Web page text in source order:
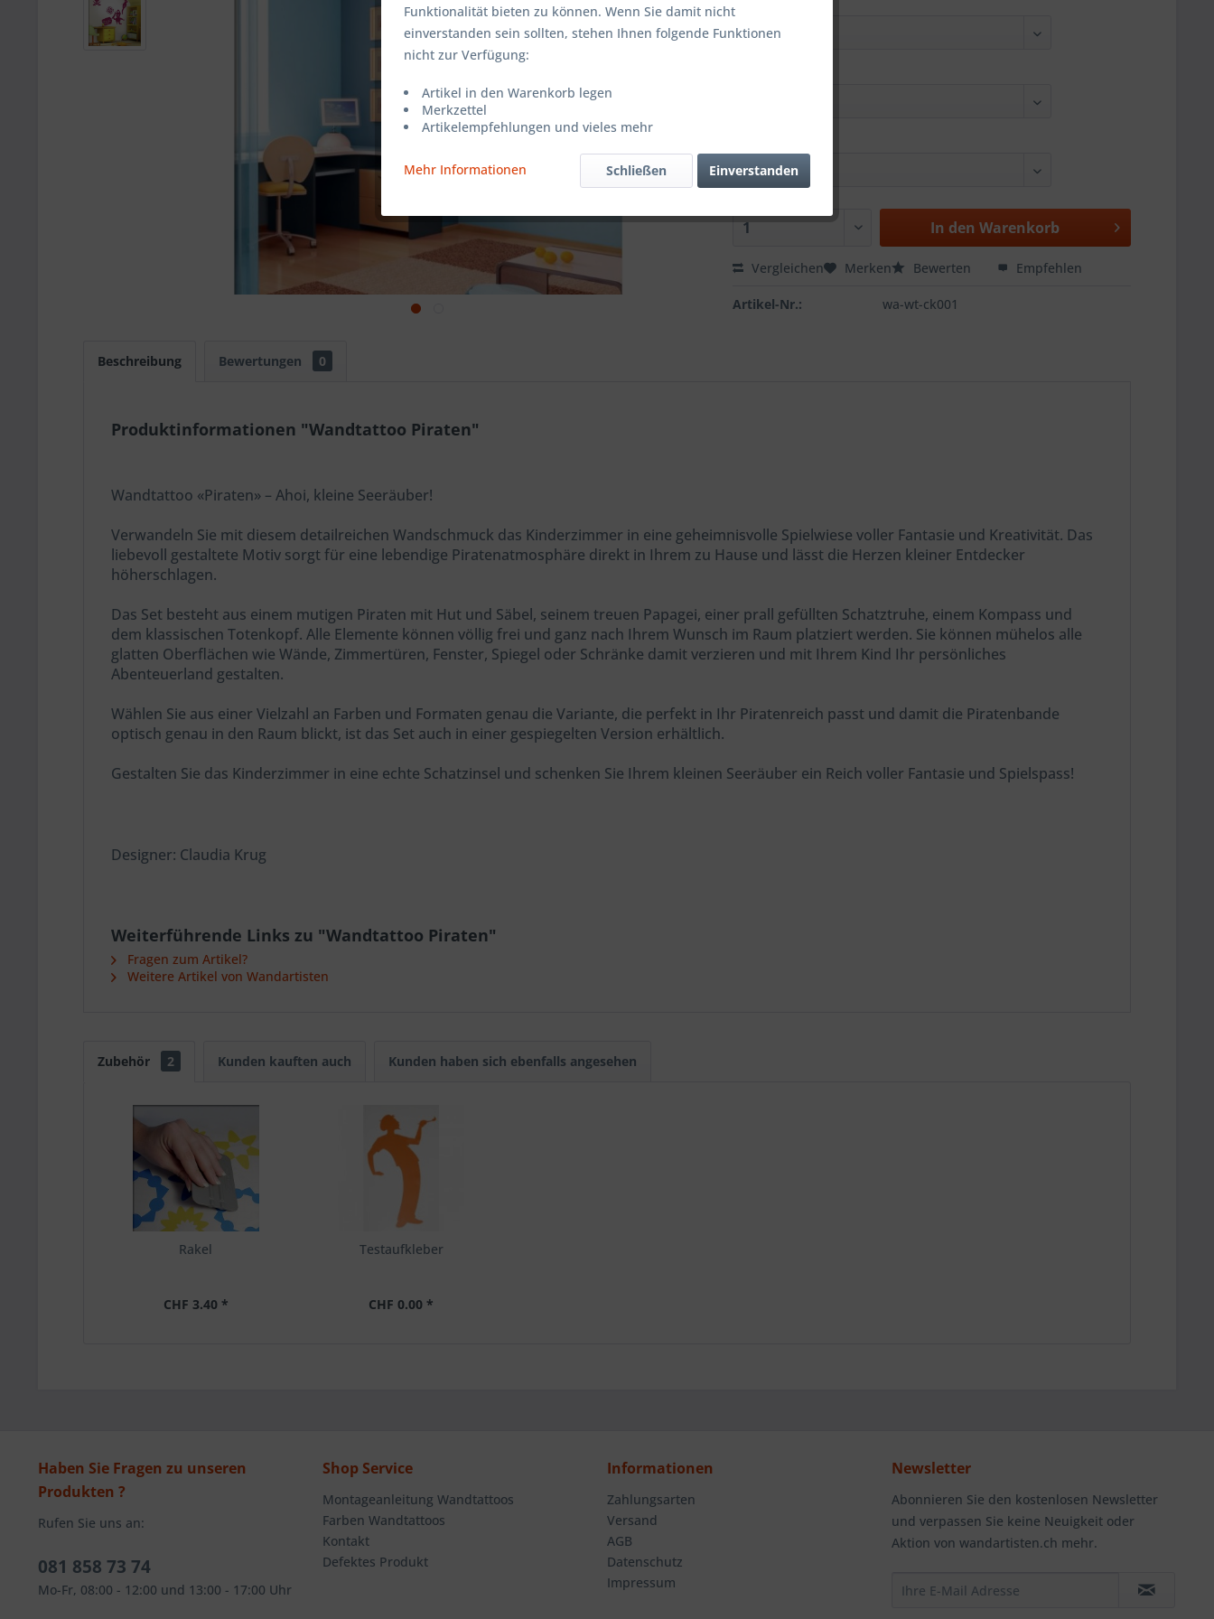
In den Warenkorb
Vergleichen Merken Bewerten Empfehlen
Artikel-Nr.: wa-wt-ck001
Beschreibung Bewertungen 0
Produktinformationen "Wandtattoo Piraten"
Wandtattoo «Piraten» – Ahoi, kleine Seeräuber!
Verwandeln Sie mit diesem detailreichen Wandschmuck das Kinderzimmer in eine geheimnisvolle Spielwiese voller Fantasie und Kreativität. Das
liebevoll gestaltete Motiv sorgt für eine lebendige Piratenatmosphäre direkt in Ihrem zu Hause und lässt die Herzen kleiner Entdecker
höherschlagen.
Das Set besteht aus einem mutigen Piraten mit Hut und Säbel, seinem treuen Papagei, einer prall gefüllten Schatztruhe, einem Kompass und
dem klassischen Totenkopf. Alle Elemente können völlig frei und ganz nach Ihrem Wunsch im Raum platziert werden. Sie können mühelos alle
glatten Oberflächen wie Wände, Zimmertüren, Fenster, Spiegel oder Schränke damit verzieren und mit Ihrem Kind Ihr persönliches
Abenteuerland gestalten.
Wählen Sie aus einer Vielzahl an Farben und Formaten genau die Variante, die perfekt in Ihr Piratenreich passt und damit die Piratenbande
optisch genau in den Raum blickt, ist das Set auch in einer gespiegelten Version erhältlich.
Gestalten Sie das Kinderzimmer in eine echte Schatzinsel und schenken Sie Ihrem kleinen Seeräuber ein Reich voller Fantasie und Spielspass!
Designer: Claudia Krug
Weiterführende Links zu "Wandtattoo Piraten"
Fragen zum Artikel?
Weitere Artikel von Wandartisten
Zubehör 2 Kunden kauften auch Kunden haben sich ebenfalls angesehen
Rakel
CHF 3.40 *
Testaufkleber
CHF 0.00 *
Haben Sie Fragen zu unseren
Produkten ?
Rufen Sie uns an:
081 858 73 74
Mo-Fr, 08:00 - 12:00 und 13:00 - 17:00 Uhr
Shop Service
Montageanleitung Wandtattoos
Farben Wandtattoos
Kontakt
Defektes Produkt
Informationen
Zahlungsarten
Versand
AGB
Datenschutz
Impressum
Newsletter
Abonnieren Sie den kostenlosen Newsletter
und verpassen Sie keine Neuigkeit oder
Aktion von wandartisten.ch mehr.
Funktionalität bieten zu können. Wenn Sie damit nicht
einverstanden sein sollten, stehen Ihnen folgende Funktionen
nicht zur Verfügung:
Artikel in den Warenkorb legen
Merkzettel
Artikelempfehlungen und vieles mehr
Mehr Informationen Einverstanden
Schließen